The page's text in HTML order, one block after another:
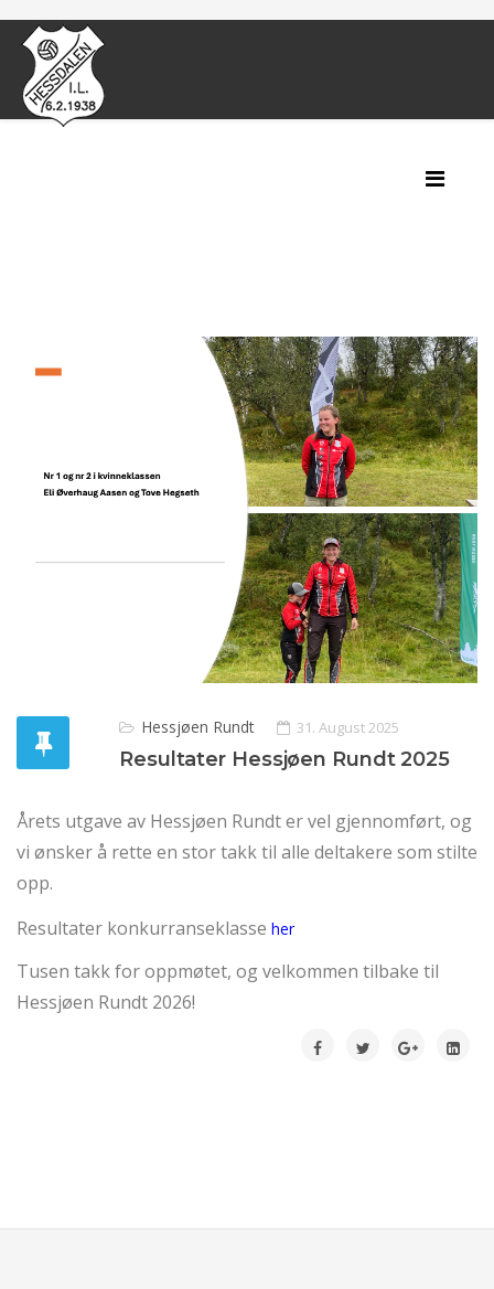
Hessjøen Rundt 31. August 2025
Resultater Hessjøen Rundt 2025
Årets utgave av Hessjøen Rundt er vel gjennomført, og
vi ønsker å rette en stor takk til alle deltakere som stilte
opp.
Resultater konkurranseklasse her
Tusen takk for oppmøtet, og velkommen tilbake til
Hessjøen Rundt 2026!